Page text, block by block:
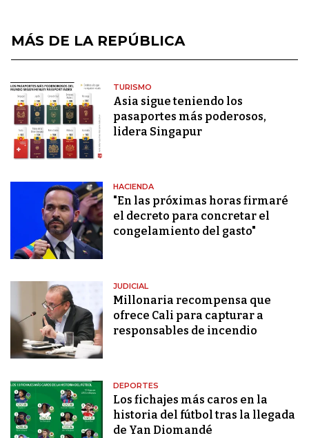
MÁS DE LA REPÚBLICA
TURISMO
Asia sigue teniendo los
pasaportes más poderosos,
lidera Singapur
HACIENDA
"En las próximas horas firmaré
el decreto para concretar el
congelamiento del gasto"
JUDICIAL
Millonaria recompensa que
ofrece Cali para capturar a
responsables de incendio
DEPORTES
Los fichajes más caros en la
historia del fútbol tras la llegada
de Yan Diomandé